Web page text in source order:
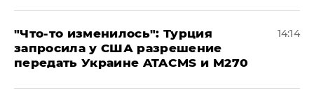
​"Что-то изменилось": Турция
запросила у США разрешение
передать Украине ATACMS и M270
14:14